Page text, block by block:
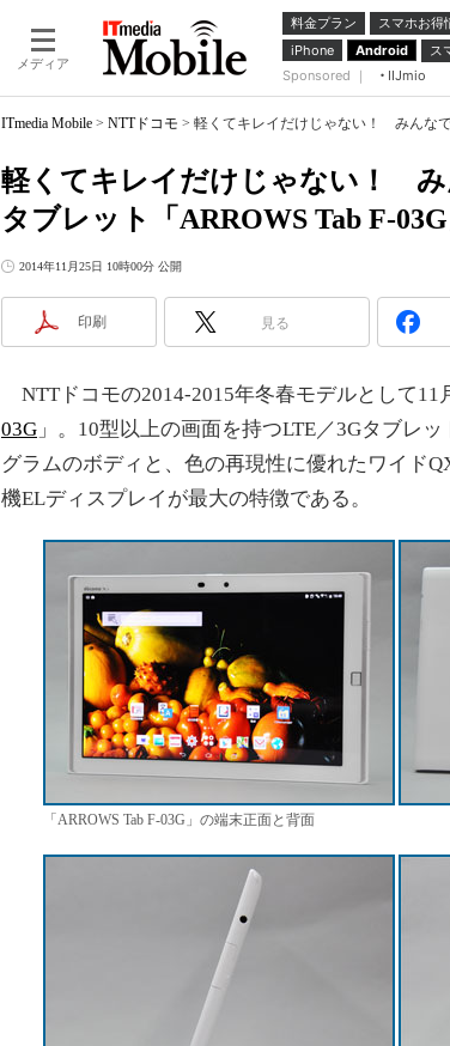
メディア
料金プラン スマホお得
iPhone
Android ス
Sponsored ｜
IIJmio
ITmedia Mobile > NTTドコモ > 軽くてキレイだけじゃない！ みんなで
軽くてキレイだけじゃない！ み
タブレット「ARROWS Tab F-03G
2014年11月25日 10時00分 公開
印刷 見る
NTTドコモの2014-2015年冬春モデルとして11
03G 」。10型以上の画面を持つLTE／3Gタブレ
グラムのボディと、色の再現性に優れたワイド
機ELディスプレイが最大の特徴である。
「ARROWS Tab F-03G」の端末正面と背面